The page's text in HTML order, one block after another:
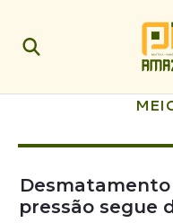
Desmatamento
pressão segue